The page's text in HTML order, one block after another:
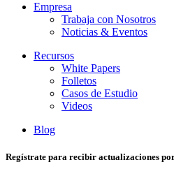
Empresa
Trabaja con Nosotros
Noticias & Eventos
Recursos
White Papers
Folletos
Casos de Estudio
Videos
Blog
Regístrate para recibir actualizaciones